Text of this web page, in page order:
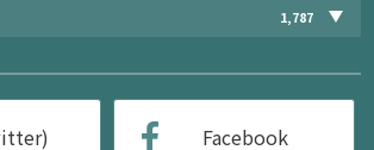
1,787
Facebook